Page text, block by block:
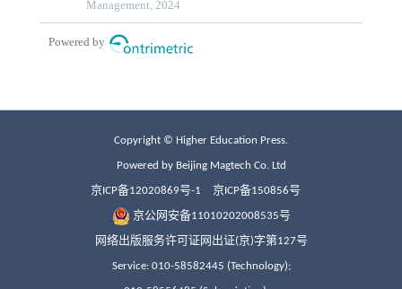
Copyright © Higher Education Press.
Powered by Beijing Magtech Co. Ltd
京ICP备12020869号-1 京ICP备150856号
京公网安备11010202008535号
网络出版服务许可证网出证(京)字第127号
Service: 010-58582445 (Technology);